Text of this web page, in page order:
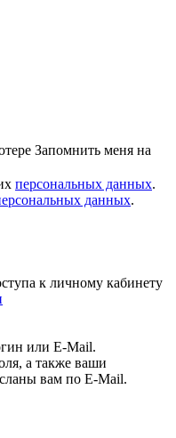
Запомнить меня на
персональных данных.
данных.
к личному кабинету
или E-Mail.
а также ваши
вам по E-Mail.